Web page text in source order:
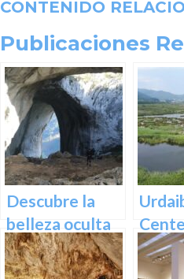
CONTENIDO
Publicaciones
Descubre la
belleza oculta
de Guipuzcoa
en las Cuevas
vida